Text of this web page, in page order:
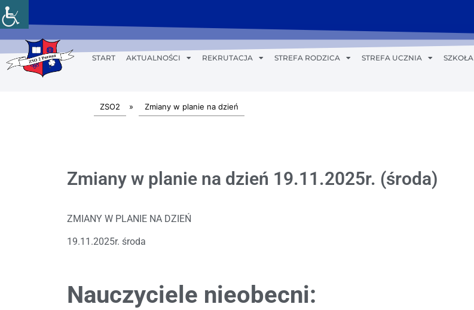
START AKTUALNOŚCI REKRUTACJA STREFA RODZICA STREFA UCZNIA SZKOŁA
ZSO2 » Zmiany w planie na dzień
Zmiany w planie na dzień 19.11.2025r. (środa)
ZMIANY W PLANIE NA DZIEŃ
19.11.2025r. środa
Nauczyciele nieobecni: